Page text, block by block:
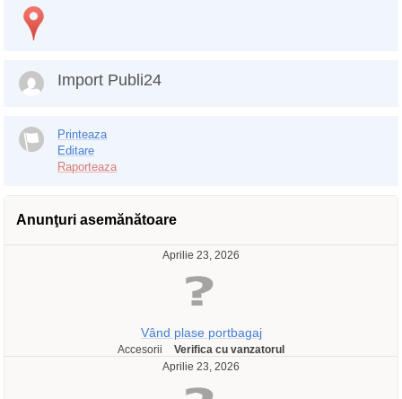
Import Publi24
Printeaza
Editare
Raporteaza
Anunţuri asemănătoare
Aprilie 23, 2026
Vând plase portbagaj
Accesorii
Verifica cu vanzatorul
Aprilie 23, 2026